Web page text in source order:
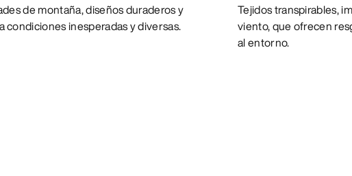
de montaña, diseños duraderos y
condiciones inesperadas y diversas.
Tejidos transpirables,
viento, que ofrecen
al entorno.